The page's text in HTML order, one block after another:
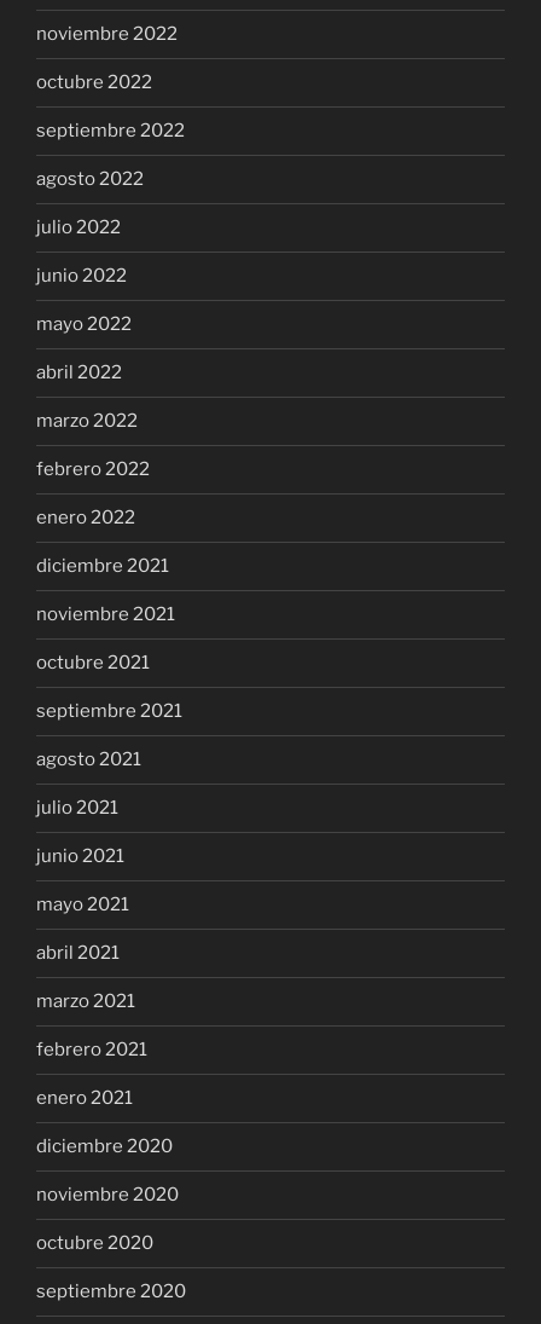
noviembre 2022
octubre 2022
septiembre 2022
agosto 2022
julio 2022
junio 2022
mayo 2022
abril 2022
marzo 2022
febrero 2022
enero 2022
diciembre 2021
noviembre 2021
octubre 2021
septiembre 2021
agosto 2021
julio 2021
junio 2021
mayo 2021
abril 2021
marzo 2021
febrero 2021
enero 2021
diciembre 2020
noviembre 2020
octubre 2020
septiembre 2020